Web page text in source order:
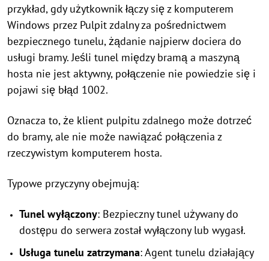
przykład, gdy użytkownik łączy się z komputerem
Windows przez Pulpit zdalny za pośrednictwem
bezpiecznego tunelu, żądanie najpierw dociera do
usługi bramy. Jeśli tunel między bramą a maszyną
hosta nie jest aktywny, połączenie nie powiedzie się i
pojawi się błąd 1002.
Oznacza to, że klient pulpitu zdalnego może dotrzeć
do bramy, ale nie może nawiązać połączenia z
rzeczywistym komputerem hosta.
Typowe przyczyny obejmują:
Tunel wyłączony: Bezpieczny tunel używany do
dostępu do serwera został wyłączony lub wygasł.
Usługa tunelu zatrzymana: Agent tunelu działający